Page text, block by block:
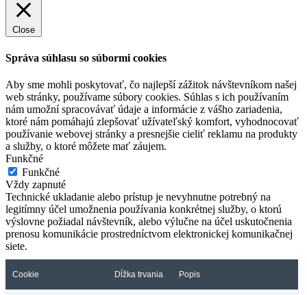
Close
Správa súhlasu so súbormi cookies
Aby sme mohli poskytovať, čo najlepší zážitok návštevníkom našej
web stránky, používame súbory cookies. Súhlas s ich používaním
nám umožní spracovávať údaje a informácie z vášho zariadenia,
ktoré nám pomáhajú zlepšovať užívateľský komfort, vyhodnocovať
používanie webovej stránky a presnejšie cieliť reklamu na produkty
a služby, o ktoré môžete mať záujem.
Funkčné
Funkčné
Vždy zapnuté
Technické ukladanie alebo prístup je nevyhnutne potrebný na
legitímny účel umožnenia používania konkrétnej služby, o ktorú
výslovne požiadal návštevník, alebo výlučne na účel uskutočnenia
prenosu komunikácie prostredníctvom elektronickej komunikačnej
siete.
Cookie Dĺžka trvania Popis